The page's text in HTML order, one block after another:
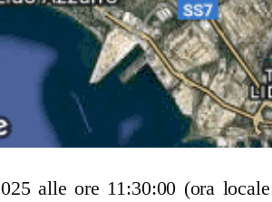
alle ore 11:30:00 (ora